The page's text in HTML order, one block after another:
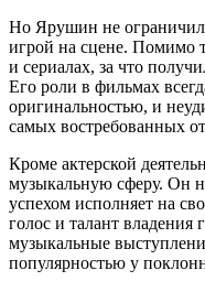
Но Ярушин не ограничил
игрой на сцене. Помимо
и сериалах, за что
Его роли в фильмах
оригинальностью, и
самых востребованных
Кроме актерской
музыкальную сферу. Он
успехом исполняет на
голос и талант владения
музыкальные
популярностью у